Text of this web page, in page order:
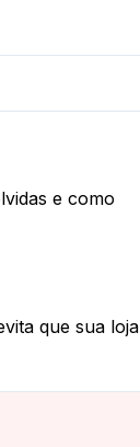
e como
que sua loja